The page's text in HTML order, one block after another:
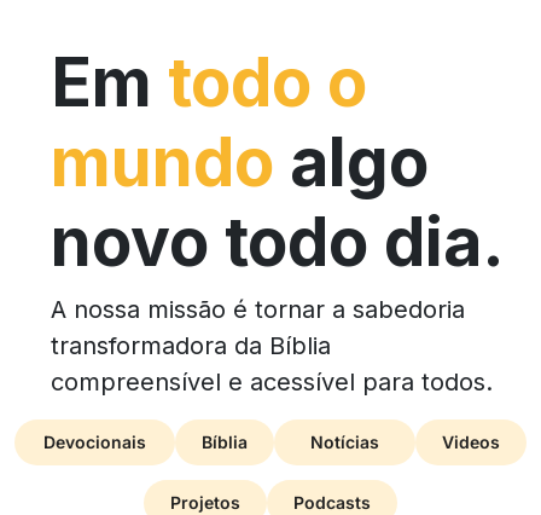
Em todo o
mundo algo
novo todo dia.
A nossa missão é tornar a sabedoria
transformadora da Bíblia
compreensível e acessível para todos.
Devocionais Bíblia Notícias Videos
Projetos Podcasts